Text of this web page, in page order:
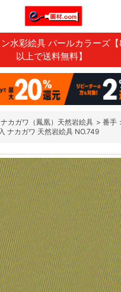
水彩絵具 パールカラーズ
以上で送料無料】
ナカガワ（鳳凰）天然岩絵具 > 番手
ナカガワ 天然岩絵具 NO.749